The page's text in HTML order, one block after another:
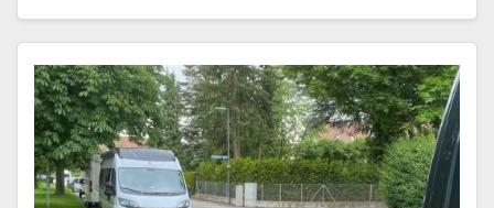
Mehr erfahren